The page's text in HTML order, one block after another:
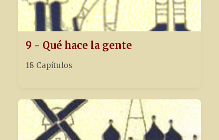
9 - Qué hace la gente
18 Capítulos